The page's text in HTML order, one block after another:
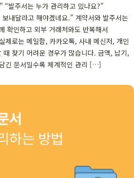
“발주서는 누가 관리하고 있나요?”
내달라고 해야겠네요.” 계약서와 발주서는
확인하고 외부 거래처와도 반복해서
제로는 메일함, 카카오톡, 사내 메신저, 개인
찾기 어려운 경우가 많습니다. 금액, 납기,
긴 문서일수록 체계적인 관리 […]